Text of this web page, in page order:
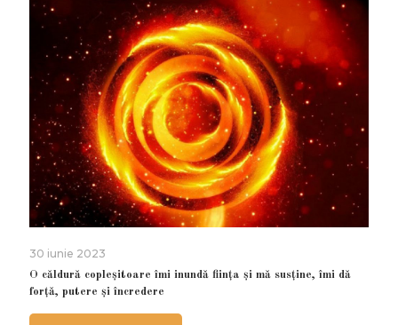
30 iunie 2023
O căldură copleșitoare îmi inundă ființa și mă susține, îmi dă
forță, putere și încredere